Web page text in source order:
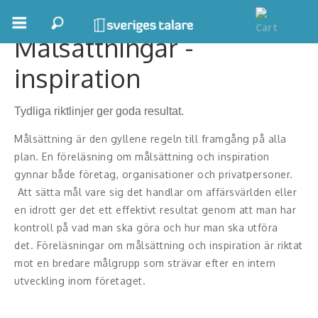
Boka ett möte
Samhällsnytta
Inspiration
Inspirerande Föreläsare
Personlig utveckling, målsättning
Life Stories & Trivsel
Keynote
Moderator, konferencier
Målsättningar -
inspiration
Tydliga riktlinjer ger goda resultat.
Målsättning är den gyllene regeln till framgång på alla
plan. En föreläsning om målsättning och inspiration
gynnar både företag, organisationer och privatpersoner.
Att sätta mål vare sig det handlar om affärsvärlden eller
en idrott ger det ett effektivt resultat genom att man har
kontroll på vad man ska göra och hur man ska utföra
det. Föreläsningar om målsättning och inspiration är riktat
mot en bredare målgrupp som strävar efter en intern
utveckling inom företaget.